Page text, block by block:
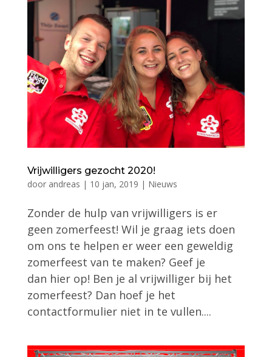
Vrijwilligers gezocht 2020!
door andreas | 10 jan, 2019 | Nieuws
Zonder de hulp van vrijwilligers is er
geen zomerfeest! Wil je graag iets doen
om ons te helpen er weer een geweldig
zomerfeest van te maken? Geef je
dan hier op! Ben je al vrijwilliger bij het
zomerfeest? Dan hoef je het
contactformulier niet in te vullen....